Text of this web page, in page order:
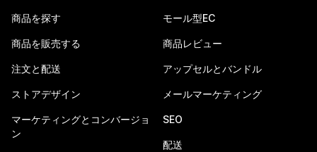
商品を探す
商品を販売する
注文と配送
ストアデザイン
マーケティングとコンバージョ
ン
モール型EC
商品レビュー
アップセルとバンドル
メールマーケティング
SEO
配送